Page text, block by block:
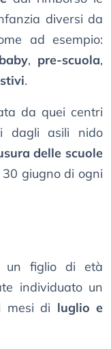
diversi da
ad esempio:
, pre-scuola,
.
da quei centri
dagli asili nido
delle scuole
giugno di ogni
un figlio di età
individuato un
mesi di luglio e